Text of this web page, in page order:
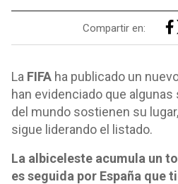
Compartir en:
La FIFA ha publicado un
han evidenciado que
del mundo sostienen su
sigue liderando el listado.
La albiceleste acumula un
es seguida por España que